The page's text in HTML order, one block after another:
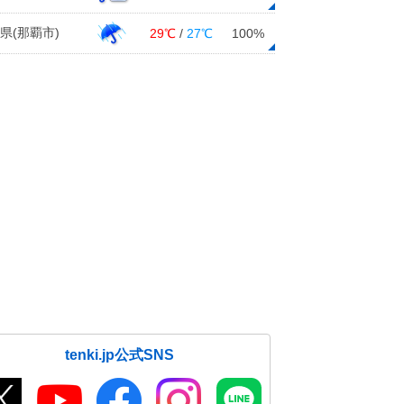
(那覇市) 29℃ / 27℃ 100%
tenki.jp公式SNS